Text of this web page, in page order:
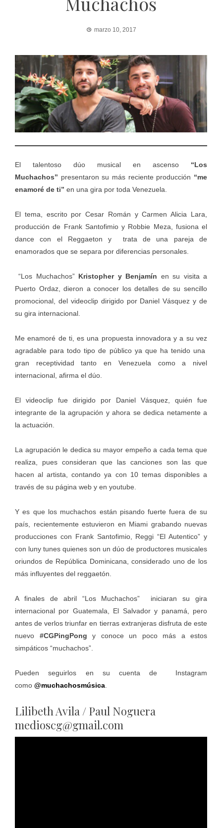
marzo 10, 2017
El talentoso dúo musical en ascenso “Los
Muchachos” presentaron su más reciente producción “me
enamoré de ti” en una gira por toda Venezuela.
El tema, escrito por Cesar Román y Carmen Alicia Lara,
producción de Frank Santofimio y Robbie Meza, fusiona el
dance con el Reggaeton y trata de una pareja de
enamorados que se separa por diferencias personales.
“Los Muchachos” Kristopher y Benjamín en su visita a
Puerto Ordaz, dieron a conocer los detalles de su sencillo
promocional, del videoclip dirigido por Daniel Vásquez y de
su gira internacional.
Me enamoré de ti, es una propuesta innovadora y a su vez
agradable para todo tipo de público ya que ha tenido una
gran receptividad tanto en Venezuela como a nivel
internacional, afirma el dúo.
El videoclip fue dirigido por Daniel Vásquez, quién fue
integrante de la agrupación y ahora se dedica netamente a
la actuación.
La agrupación le dedica su mayor empeño a cada tema que
realiza, pues consideran que las canciones son las que
hacen al artista, contando ya con 10 temas disponibles a
través de su página web y en youtube.
Y es que los muchachos están pisando fuerte fuera de su
país, recientemente estuvieron en Miami grabando nuevas
producciones con Frank Santofimio, Reggi “El Autentico” y
con luny tunes quienes son un dúo de productores musicales
oriundos de República Dominicana, considerado uno de los
más influyentes del reggaetón.
A finales de abril “Los Muchachos” iniciaran su gira
internacional por Guatemala, El Salvador y panamá, pero
antes de verlos triunfar en tierras extranjeras disfruta de este
nuevo #CGPingPong y conoce un poco más a estos
simpáticos “muchachos”.
Pueden seguirlos en su cuenta de Instagram
como @muchachosmúsica
Lilibeth Avila / Paul Noguera
medioscg@gmail.com